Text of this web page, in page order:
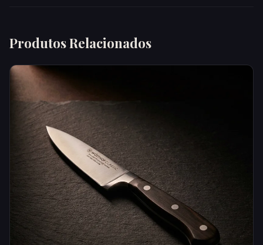
Produtos Relacionados